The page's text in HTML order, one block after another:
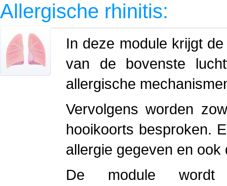
Allergische rhinitis:
In deze module krijgt
van de bovenste
allergische
Vervolgens worden
hooikoorts besproken.
allergie gegeven en
De module wordt